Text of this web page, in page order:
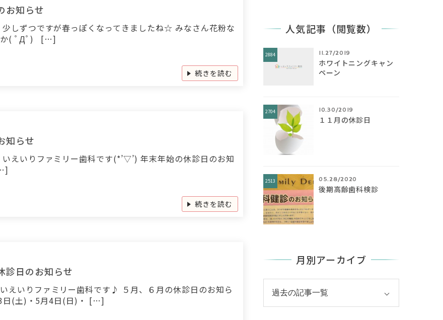
お知らせ
少しずつですが春っぽくなってきましたね☆ みなさん花粉な
か( ﾟДﾟ) […]
続きを読む
知らせ
いえいりファミリー歯科です(*’▽’) 年末年始の休診日のお知
続きを読む
診日のお知らせ
えいりファミリー歯科です♪ ５月、６月の休診日のお知ら
日(土)・5月4日(日)・ […]
人気記事（閲覧数）
2884 11.27/2019
ホワイトニングキャン
ペーン
2704 10.30/2019
１１月の休診日
2513 05.28/2020
後期高齢歯科検診
月別アーカイブ